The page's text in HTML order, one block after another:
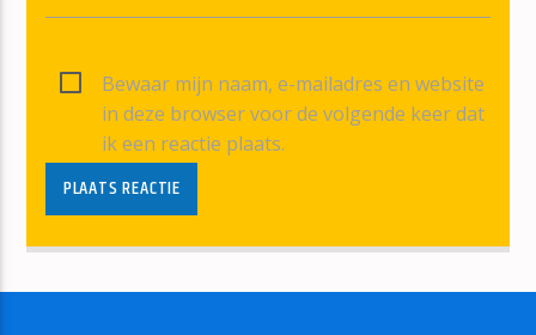
Bewaar mijn naam, e-mailadres en website
in deze browser voor de volgende keer dat
ik een reactie plaats.